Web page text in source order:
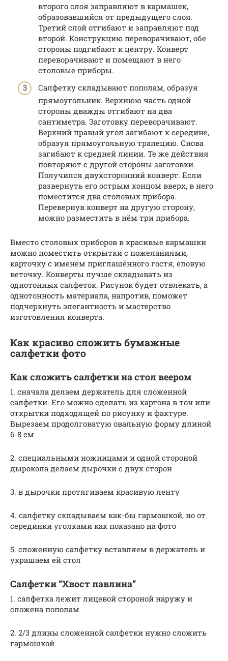
второго слоя заправляют в кармашек,
образовавшийся от предыдущего слоя.
Третий слой отгибают и заправляют под
второй. Конструкцию переворачивают, обе
стороны подгибают к центру. Конверт
переворачивают и помещают в него
столовые приборы.
Салфетку складывают пополам, образуя
прямоугольник. Верхнюю часть одной
стороны дважды отгибают на два
сантиметра. Заготовку переворачивают.
Верхний правый угол загибают к середине,
образуя прямоугольную трапецию. Снова
загибают к средней линии. Те же действия
повторяют с другой стороны заготовки.
Получился двухсторонний конверт. Если
развернуть его острым концом вверх, в него
поместится два столовых прибора.
Перевернув конверт на другую сторону,
можно разместить в нём три прибора.
Вместо столовых приборов в красивые кармашки
можно поместить открытки с пожеланиями,
карточку с именем приглашённого гостя, еловую
веточку. Конверты лучше складывать из
однотонных салфеток. Рисунок будет отвлекать, а
однотонность материала, напротив, поможет
подчеркнуть элегантность и мастерство
изготовления конверта.
Как красиво сложить бумажные
салфетки фото
Как сложить салфетки на стол веером
1. сначала делаем держатель для сложенной
салфетки. Его можно сделать из картона в тон или
открытки подходящей по рисунку и фактуре.
Вырезаем продолговатую овальную форму длиной
6-8 см
2. специальными ножницами и одной стороной
дырокола делаем дырочки с двух сторон
3. в дырочки протягиваем красивую ленту
4. салфетку складываем как-бы гармошкой, но от
серединки уголками как показано на фото
5. сложенную салфетку вставляем в держатель и
украшаем ей стол
Салфетки “Хвост павлина”
1. салфетка лежит лицевой стороной наружу и
сложена пополам
2. 2/3 длины сложенной салфетки нужно сложить
гармошкой